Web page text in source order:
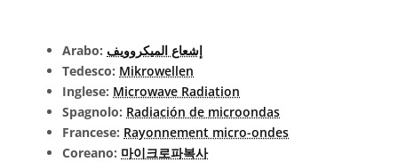
Arabo: إشعاع الميكروويف
Tedesco: Mikrowellen
Inglese: Microwave Radiation
Spagnolo: Radiación de microondas
Francese: Rayonnement micro-ondes
Coreano: 마이크로파복사